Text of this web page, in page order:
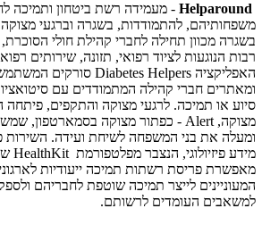
Helparound - מעמידה רשת ביטחון ותמיכה
משפחותיהם, להתמודדות, בשגרה וברגעי
בשגרה מכוון תחילה לחברי קהילת חולי הסוכרת,
רבות הנוגעות לציוד רפואי, תזונה, שירותים
האפליקציה Diabetes Helpers סורקים
ומאתרים חברי קהילה המתמודדים עם
סיוע או תמיכה. לרגעי מצוקה והתקפים, פיתחה
מצוקה, Alert - כפתור מצוקה בסמארטפון,
ומעלה את בני המשפחה לשיחת ועידה. השירות
מידע פיזיולוגי, הנצבר מפלטפורמת HealthKit
מאפשרת פריסת רשתות תמיכה ייעודיות
המעוניינים לייצר תמיכה שוטפת לחבריהם
למשאבים העומדים לרשותם.